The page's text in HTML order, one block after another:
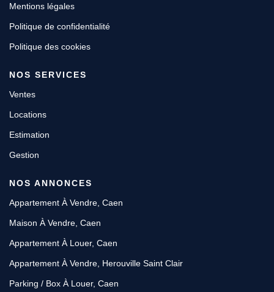
Mentions légales
Politique de confidentialité
Politique des cookies
NOS SERVICES
Ventes
Locations
Estimation
Gestion
NOS ANNONCES
Appartement À Vendre, Caen
Maison À Vendre, Caen
Appartement À Louer, Caen
Appartement À Vendre, Herouville Saint Clair
Parking / Box À Louer, Caen